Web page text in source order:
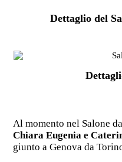
Dettaglio del
Al momento nel Salone
Chiara Eugenia e
giunto a Genova da